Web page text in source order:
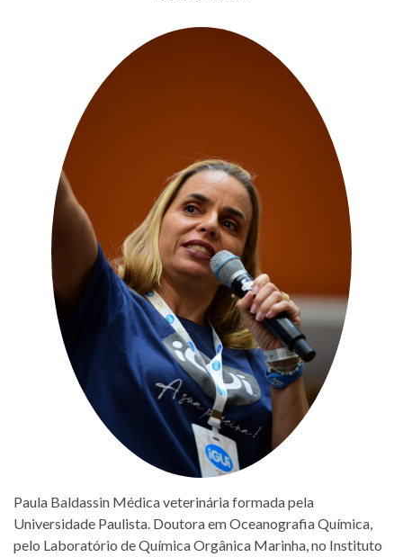
Paula Baldassin Médica veterinária formada pela
Universidade Paulista. Doutora em Oceanografia Química,
pelo Laboratório de Química Orgânica Marinha, no Instituto